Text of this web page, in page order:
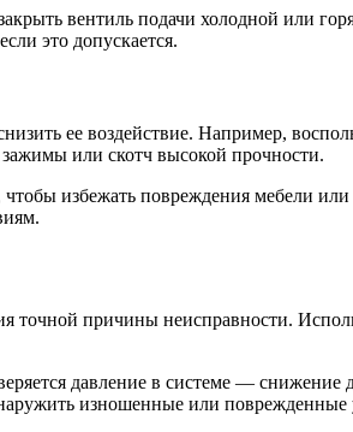
вентиль подачи холодной или
это допускается.
ее воздействие. Например,
или скотч высокой прочности.
избежать повреждения мебели
причины неисправности.
давление в системе — снижение
изношенные или поврежденные